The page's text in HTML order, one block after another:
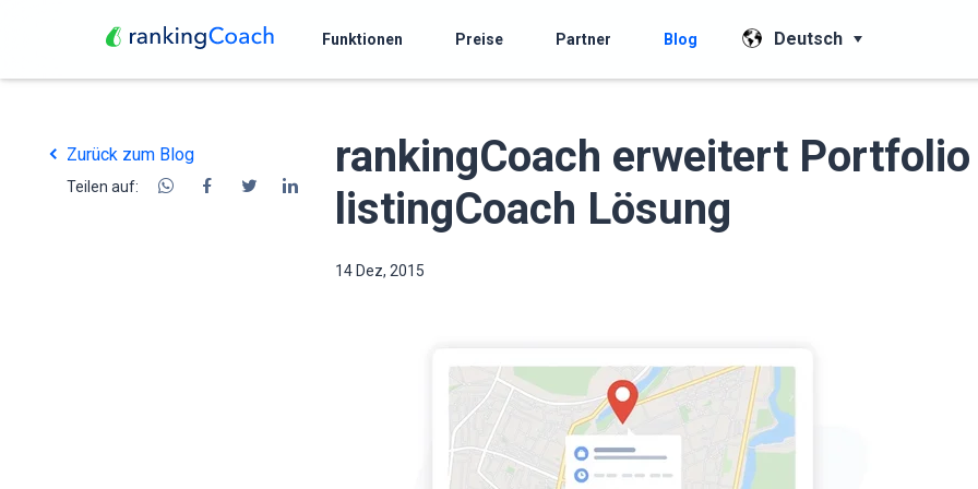
Funktionen Preise Partner Blog Deutsch
Zurück zum Blog
Teilen auf:
rankingCoach erweitert
listingCoach Lösung
14 Dez, 2015